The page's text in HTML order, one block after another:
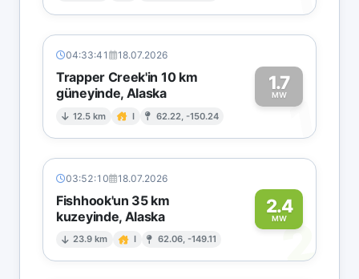
04:33:41 18.07.2026
Trapper Creek'in 10 km
güneyinde, Alaska
12.5 km I 62.22, -150.24
1.7
MW1
03:52:10 18.07.2026
Fishhook'un 35 km
kuzeyinde, Alaska
23.9 km I 62.06, -149.11
2.4
MW2